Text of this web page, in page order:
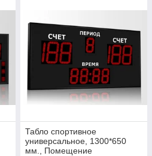
Табло спортивное
универсальное, 1300*650
мм., Помещение